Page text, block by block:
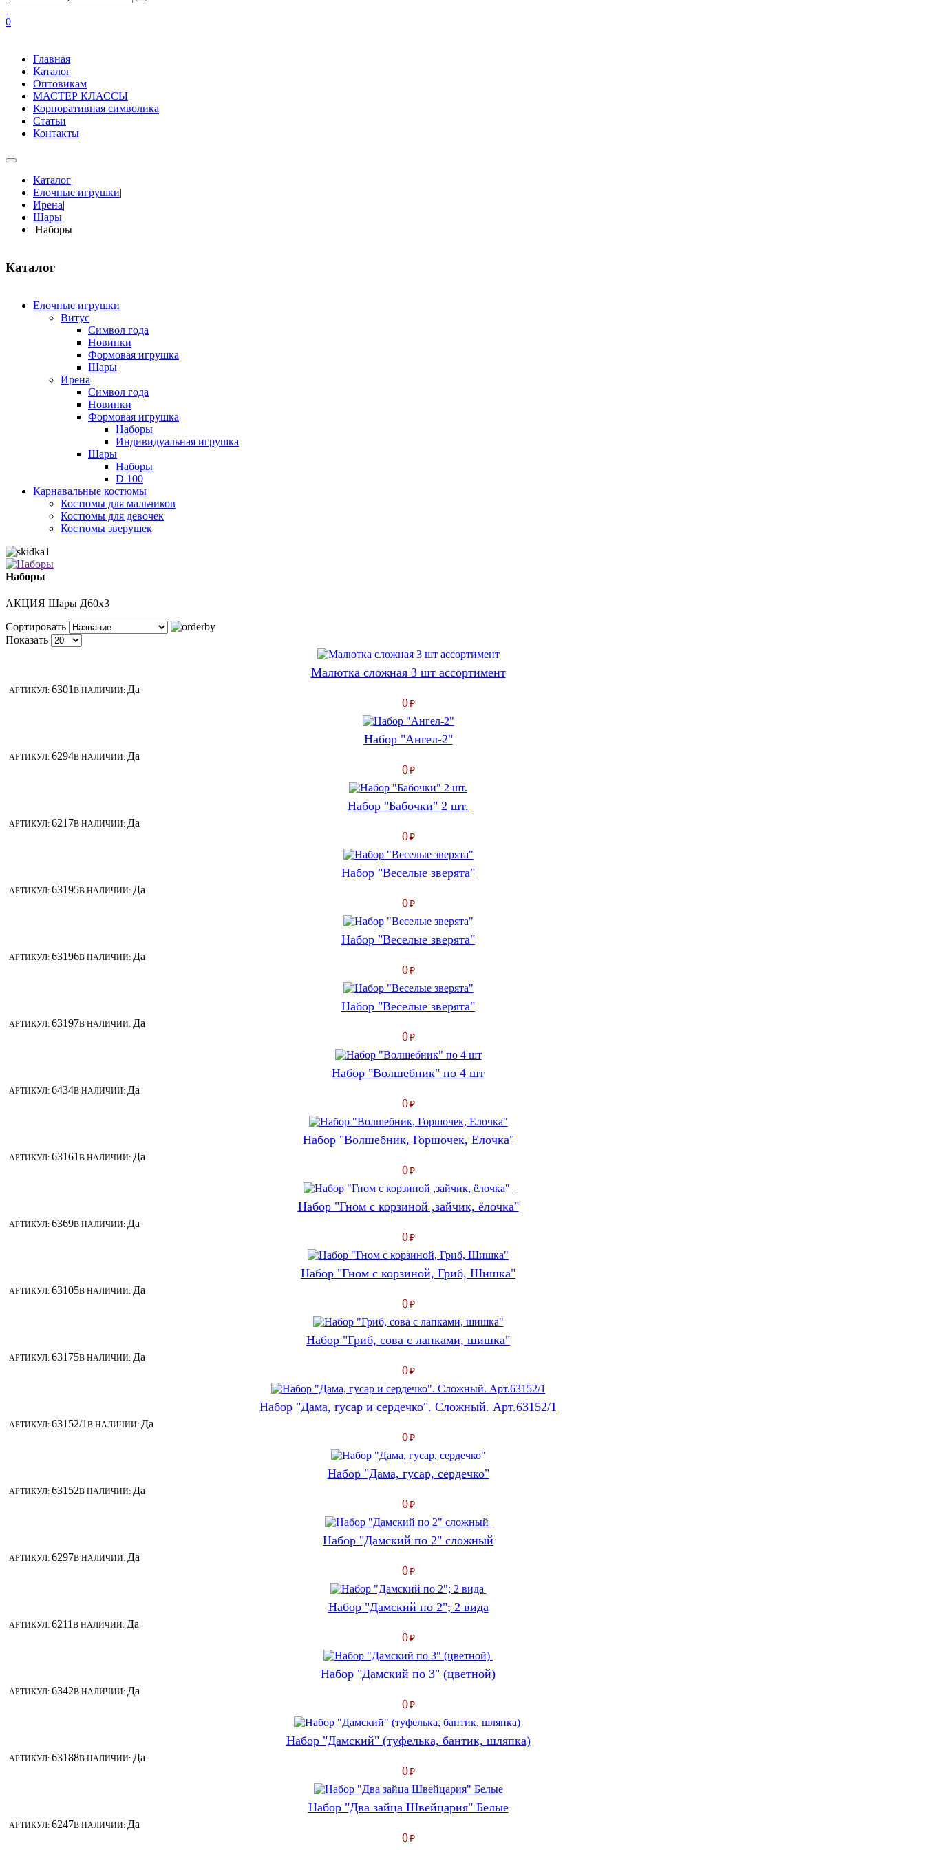
0
Главная
Каталог
Оптовикам
МАСТЕР КЛАССЫ
Корпоративная символика
Статьи
Контакты
Каталог|
Елочные игрушки|
Ирена|
Шары
|Наборы
Каталог
Елочные игрушки
Витус
Символ года
Новинки
Формовая игрушка
Шары
Ирена
Символ года
Новинки
Формовая игрушка
Наборы
Индивидуальная игрушка
Шары
Наборы
D 100
Карнавальные костюмы
Костюмы для мальчиков
Костюмы для девочек
Костюмы зверушек
Наборы
АКЦИЯ Шары Д60х3
Сортировать
Показать
Малютка сложная 3 шт ассортимент
АРТИКУЛ: 6301 В НАЛИЧИИ: Да
0₽
Набор "Ангел-2"
АРТИКУЛ: 6294В НАЛИЧИИ: Да
0₽
Набор "Бабочки" 2 шт.
АРТИКУЛ: 6217В НАЛИЧИИ: Да
0₽
Набор "Веселые зверята"
АРТИКУЛ: 63195В НАЛИЧИИ: Да
0₽
Набор "Веселые зверята"
АРТИКУЛ: 63196В НАЛИЧИИ: Да
0₽
Набор "Веселые зверята"
АРТИКУЛ: 63197В НАЛИЧИИ: Да
0₽
Набор "Волшебник" по 4 шт
АРТИКУЛ: 6434В НАЛИЧИИ: Да
0₽
Набор "Волшебник, Горшочек, Елочка"
АРТИКУЛ: 63161 В НАЛИЧИИ: Да
0₽
Набор "Гном с корзиной ,зайчик, ёлочка"
АРТИКУЛ: 6369В НАЛИЧИИ: Да
0₽
Набор "Гном с корзиной, Гриб, Шишка"
АРТИКУЛ: 63105В НАЛИЧИИ: Да
0₽
Набор "Гриб, сова с лапками, шишка"
АРТИКУЛ: 63175В НАЛИЧИИ: Да
0₽
Набор "Дама, гусар и сердечко". Сложный. Арт.63152/1
АРТИКУЛ: 63152/1 В НАЛИЧИИ: Да
0₽
Набор "Дама, гусар, сердечко"
АРТИКУЛ: 63152В НАЛИЧИИ: Да
0₽
Набор "Дамский по 2" сложный
АРТИКУЛ: 6297В НАЛИЧИИ: Да
0₽
Набор "Дамский по 2"; 2 вида
АРТИКУЛ: 6211 В НАЛИЧИИ: Да
0₽
Набор "Дамский по 3" (цветной)
АРТИКУЛ: 6342В НАЛИЧИИ: Да
0₽
Набор "Дамский" (туфелька, бантик, шляпка)
АРТИКУЛ: 63188В НАЛИЧИИ: Да
0₽
Набор "Два зайца Швейцария" Белые
АРТИКУЛ: 6247В НАЛИЧИИ: Да
0₽